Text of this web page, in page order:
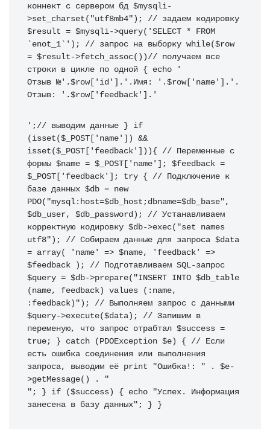
коннект с сервером бд $mysqli-
>set_charset ( "utf8mb4" ) ;
// задаем кодировку
$result = $mysqli->query( 'SELECT * FROM
`enot_1`' ) ; // запрос на выборку while( $row
= $result ->fetch_assoc( ) ) // получаем все
строки в цикле по одной { echo
'
Отзыв №' . $row[ 'id' . '.Имя: ' . $row[ 'name' . '.
Отзыв: ' . $row[ 'feedback' . '
' ; // выводим данные }
if
( isset ( $_POST 'name' )
&&
isset ( $_POST 'feedback' ) ) {
// Переменные с
формы $name = $_POST 'name' ; $feedback =
$_POST
'feedback' ; try {
// Подключение к
базе данных $db = new
PDO( "mysql:host=$db_host ;dbname=$db_base" ,
$db_user, $db_password ) ;
// Устанавливаем
корректную кодировку $db->exec( "set names
utf8" ) ; // Собираем данные для запроса $data
= array( 'name' => $name, 'feedback'
=>
$feedback
) ;
// Подготавливаем SQL-запрос
$query = $db->prepare( "INSERT INTO $db_table
(name, feedback) values (:name,
:feedback)" ) ;
// Выполняем запрос с данными
$query->execute( $data ) ;
// Запишим в
переменую, что запрос отрабтал $success =
true; } catch ( PDOException $e ) {
// Если
есть ошибка соединения или выполнения
запроса, выводим её print "Ошибка!: " . $e-
>getMessage( ) .
"
" ; } if ( $success ) { echo
"Успех. Информация
занесена в базу данных" ; } }